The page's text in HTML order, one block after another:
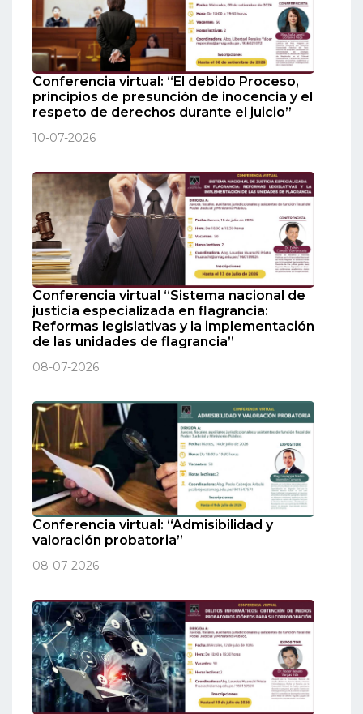
Conferencia virtual: “El debido Proceso,
principios de presunción de inocencia y el
respeto de derechos durante el juicio”
10-07-2026
Conferencia virtual “Sistema nacional de
justicia especializada en flagrancia:
Reformas legislativas y la implementación
de las unidades de flagrancia”
08-07-2026
Conferencia virtual: “Admisibilidad y
valoración probatoria”
08-07-2026